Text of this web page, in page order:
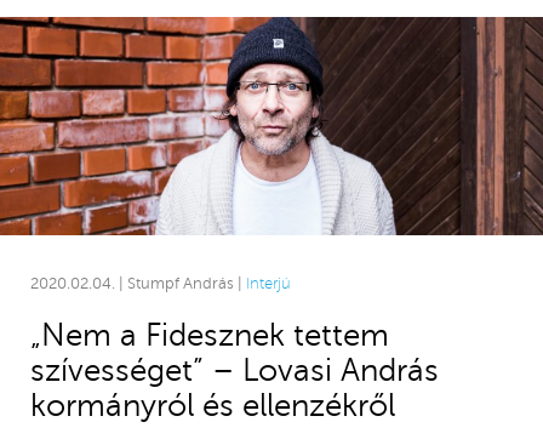
2020.02.04. | Stumpf András | Interjú
„Nem a Fidesznek tettem
szívességet” – Lovasi András
kormányról és ellenzékről